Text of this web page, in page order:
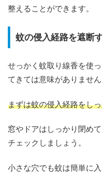
整えることができます。
蚊の侵入経路を遮断
せっかく蚊取り線香を使
てきては意味がありません
まずは蚊の侵入経路をし
窓やドアはしっかり閉め
チェックしましょう。
小さな穴でも蚊は簡単に